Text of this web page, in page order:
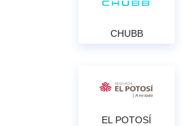
CHUBB
EL POTOSÍ